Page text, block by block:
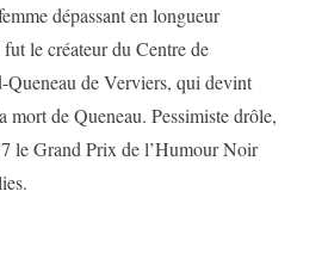
dépassant en longueur
le créateur du Centre de
de Verviers, qui devint
mort de Queneau. Pessimiste drôle,
le Grand Prix de l’Humour Noir